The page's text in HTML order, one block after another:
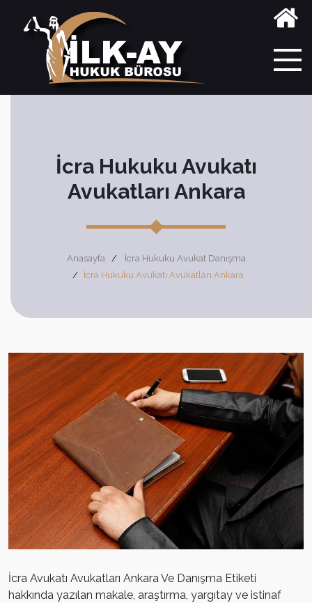
İcra Hukuku Avukatı
Avukatları Ankara
Anasayfa
İcra Hukuku Avukat Danışma
İcra Hukuku Avukatı Avukatları Ankara
İcra Avukatı Avukatları Ankara Ve Danışma Etiketi
hakkında yazılan makale, araştırma, yargıtay ve istinaf